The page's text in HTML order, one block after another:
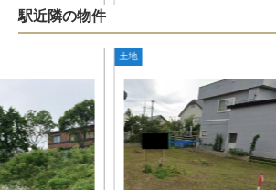
駅近隣の物件
土地